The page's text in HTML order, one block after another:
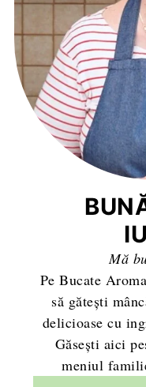
Mă
Pe Bucate
să gătești
delicioase cu
Găsești aici
meniul